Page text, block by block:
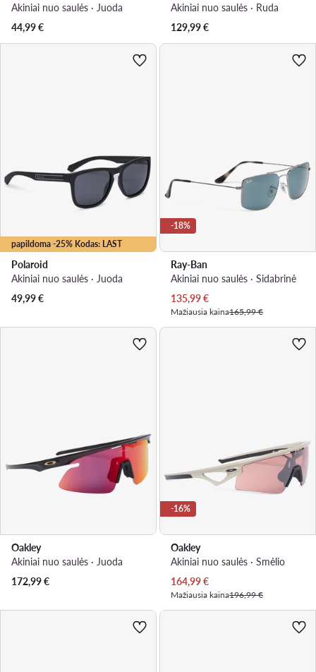
Akiniai nuo saulės · Juoda
44,99€
Akiniai nuo saulės · Ruda
129,99€
papildoma -25% Kodas: LAST
Polaroid
Akiniai nuo saulės · Juoda
49,99€
-18%
Ray-Ban
Akiniai nuo saulės · Sidabrinė
Dabartinė kaina
135,99€
Mažiausia kaina165,99 €
Oakley
Akiniai nuo saulės · Juoda
172,99€
-16%
Oakley
Akiniai nuo saulės · Smėlio
Dabartinė kaina
164,99€
Mažiausia kaina196,99 €